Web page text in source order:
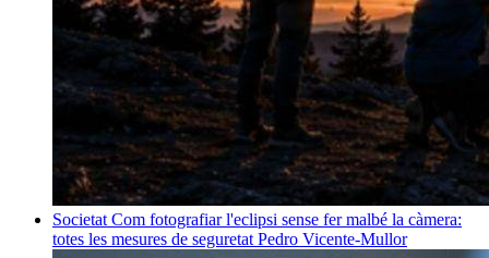
Societat Com fotografiar l'eclipsi sense fer malbé la càmera:
totes les mesures de seguretat Pedro Vicente-Mullor